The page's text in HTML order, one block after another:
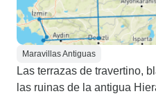
Maravillas Antiguas
Las terrazas de travertino,
las ruinas de la antigua